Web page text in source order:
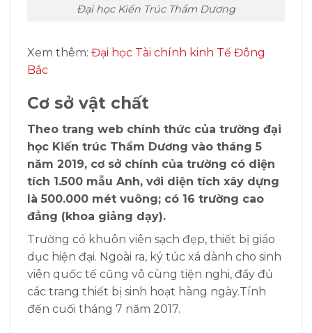
Đại học Kiến Trúc Thẩm Dương
Xem thêm: Đại học Tài chính kinh Tế Đông
Bắc
Cơ sở vật chất
Theo trang web chính thức của trường đại
học Kiến trúc Thẩm Dương vào tháng 5
năm 2019, cơ sở chính của trường có diện
tích 1.500 mẫu Anh, với diện tích xây dựng
là 500.000 mét vuông; có 16 trường cao
đẳng (khoa giảng dạy).
Trường có khuôn viên sạch đẹp, thiết bị giáo
dục hiện đại. Ngoài ra, ký túc xá dành cho sinh
viên quốc tế cũng vô cùng tiện nghi, đầy đủ
các trang thiết bị sinh hoạt hàng ngày.Tính
đến cuối tháng 7 năm 2017.